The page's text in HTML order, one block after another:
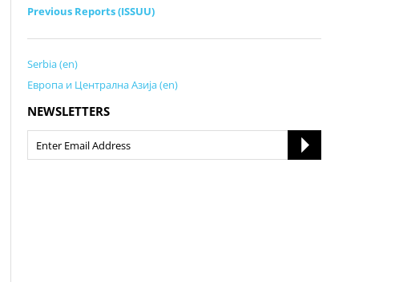
Previous Reports (ISSUU)
Serbia (en)
Европа и Централна Азија (en)
NEWSLETTERS